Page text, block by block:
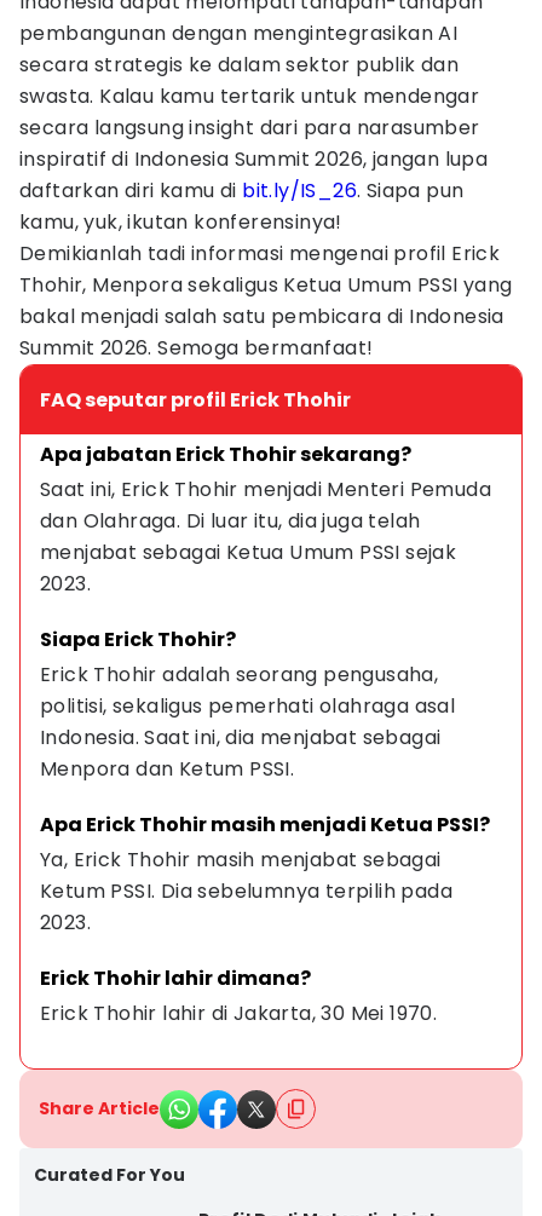
pembangunan dengan mengintegrasikan AI
secara strategis ke dalam sektor publik dan
swasta. Kalau kamu tertarik untuk mendengar
secara langsung insight dari para narasumber
inspiratif di Indonesia Summit 2026, jangan lupa
daftarkan diri kamu di bit.ly/IS_26. Siapa pun
kamu, yuk, ikutan konferensinya!
Demikianlah tadi informasi mengenai profil Erick
Thohir, Menpora sekaligus Ketua Umum PSSI yang
bakal menjadi salah satu pembicara di Indonesia
Summit 2026. Semoga bermanfaat!
FAQ seputar profil Erick Thohir
Apa jabatan Erick Thohir sekarang?
Saat ini, Erick Thohir menjadi Menteri Pemuda
dan Olahraga. Di luar itu, dia juga telah
menjabat sebagai Ketua Umum PSSI sejak
2023.
Siapa Erick Thohir?
Erick Thohir adalah seorang pengusaha,
politisi, sekaligus pemerhati olahraga asal
Indonesia. Saat ini, dia menjabat sebagai
Menpora dan Ketum PSSI.
Apa Erick Thohir masih menjadi Ketua PSSI?
Ya, Erick Thohir masih menjabat sebagai
Ketum PSSI. Dia sebelumnya terpilih pada
2023.
Erick Thohir lahir dimana?
Erick Thohir lahir di Jakarta, 30 Mei 1970.
Share Article
Curated For You